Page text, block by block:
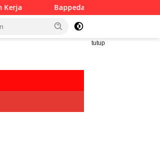
Sumenep Perkuat Pembangunan
tutup